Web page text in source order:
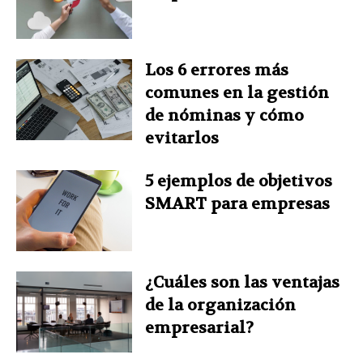
t
Los 6 errores más
comunes en la gestión
de nóminas y cómo
evitarlos
5 ejemplos de objetivos
SMART para empresas
¿Cuáles son las ventajas
de la organización
empresarial?